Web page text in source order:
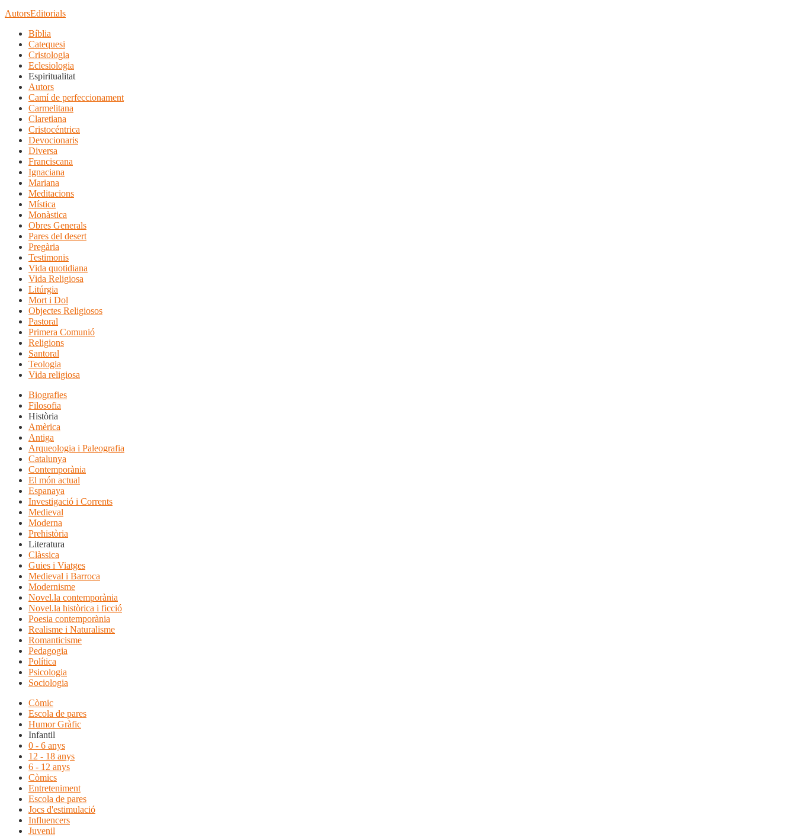
AutorsEditorials
Bíblia
Catequesi
Cristologia
Eclesiologia
Espiritualitat
Autors
Camí de perfeccionament
Carmelitana
Claretiana
Cristocéntrica
Devocionaris
Diversa
Franciscana
Ignaciana
Mariana
Meditacions
Mística
Monàstica
Obres Generals
Pares del desert
Pregària
Testimonis
Vida quotidiana
Vida Religiosa
Litúrgia
Mort i Dol
Objectes Religiosos
Pastoral
Primera Comunió
Religions
Santoral
Teologia
Vida religiosa
Biografies
Filosofia
Història
Amèrica
Antiga
Arqueologia i Paleografia
Catalunya
Contemporània
El món actual
Espanaya
Investigació i Corrents
Medieval
Moderna
Prehistòria
Literatura
Clàssica
Guies i Viatges
Medieval i Barroca
Modernisme
Novel.la contemporània
Novel.la històrica i ficció
Poesia contemporània
Realisme i Naturalisme
Romanticisme
Pedagogia
Política
Psicologia
Sociologia
Còmic
Escola de pares
Humor Gràfic
Infantil
0 - 6 anys
12 - 18 anys
6 - 12 anys
Còmics
Entreteniment
Escola de pares
Jocs d'estimulació
Influencers
Juvenil